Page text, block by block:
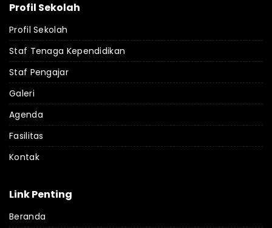
Profil Sekolah
Profil Sekolah
Staf Tenaga Kependidikan
Staf Pengajar
Galeri
Agenda
Fasilitas
Kontak
Link Penting
Beranda